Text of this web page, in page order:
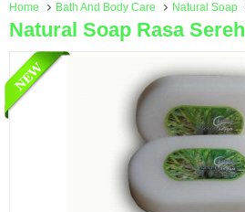
Home Bath And Body Care Natural Soap
Natural Soap Rasa Sereh